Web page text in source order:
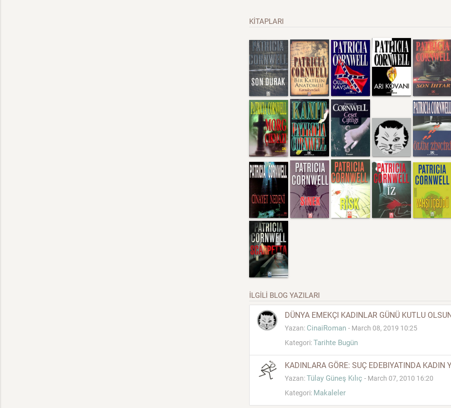
KİTAPLARI
İLGİLİ BLOG YAZILARI
DÜNYA EMEKÇI KADINLAR GÜNÜ KUTLU
Yazan: CinaiRoman - March 08, 2019 10:25
Kategori:Tarihte Bugün
KADINLARA GÖRE: SUÇ EDEBIYATINDA KADIN
Yazan:Tülay Güneş Kılıç - March 07, 2010 16:20
Kategori: Makaleler